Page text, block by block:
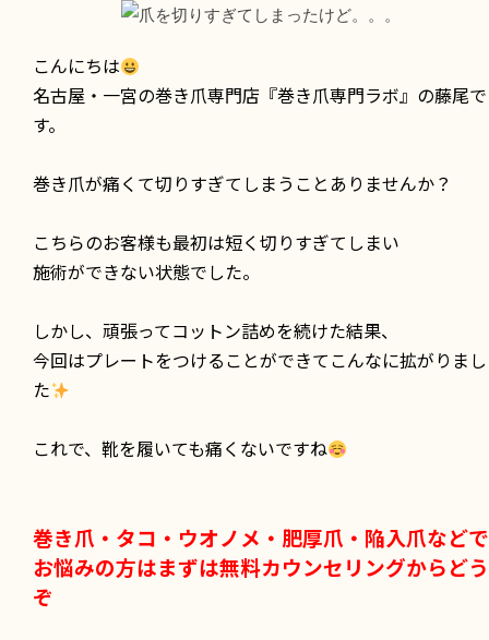
こんにちは
名古屋・一宮の巻き爪専門店『巻き爪専門ラボ』の藤尾で
す。
巻き爪が痛くて切りすぎてしまうことありませんか？
こちらのお客様も最初は短く切りすぎてしまい
施術ができない状態でした。
しかし、頑張ってコットン詰めを続けた結果、
今回はプレートをつけることができてこんなに拡がりまし
た
これで、靴を履いても痛くないですね
巻き爪・タコ・ウオノメ・肥厚爪・陥入爪などで
お悩みの方はまずは無料カウンセリングからどう
ぞ